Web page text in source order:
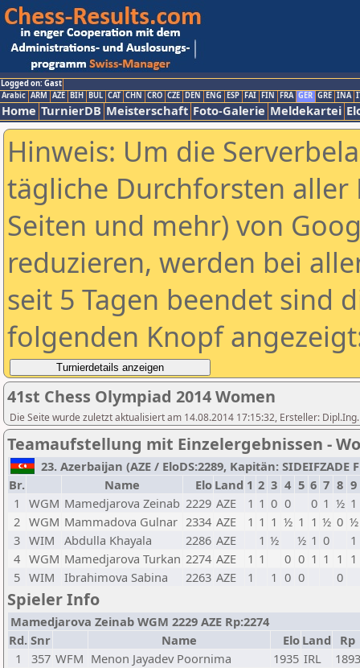
Logged on: Gast
Arabic ARM AZE BIH BUL CAT CHN CRO CZE DEN ENG ESP FAI FIN FRA GER GRE INA
Home TurnierDB Meisterschaft Foto-Galerie Meldekartei
Hinweis: Um die
tägliche Durchforsten aller
Seiten und mehr) von
reduzieren, werden bei
seit 5 Tagen beendet sind
folgenden Knopf
41st Chess Olympiad 2014 Women
Die Seite wurde zuletzt aktualisiert am 14.08.2014 17:15:32, Ersteller:
Teamaufstellung mit Einzelergebnissen -
23. Azerbaijan (AZE / EloDS:2289, Kapitän:
Br.
Name Elo Land 1 2 3 4 5 6 7 8 9
1
WGM Mamedjarova Zeinab 2229 AZE 1 1 0 0 0 1 ½ 1
2 WGM Mammadova Gulnar 2334 AZE 1 1 1 ½ 1 1 ½ 0 ½
3 WIM Abdulla Khayala 2286 AZE 1 ½ ½ 1 0
1
4 WGM Mamedjarova Turkan 2274 AZE 1 1 0 0 1 1 1 1
5 WIM Ibrahimova Sabina 2263 AZE 1 1 0 0 0
Spieler Info
Mamedjarova Zeinab WGM 2229 AZE Rp:2274
Rd. Snr Name Elo Land
Rp
1
357 WFM Menon Jayadev Poornima 1935 IRL
1893